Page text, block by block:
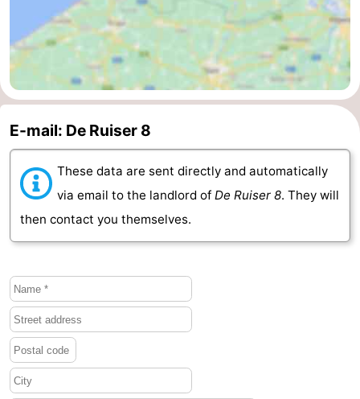
Mantelingen
Westkapelle
Nature
Walcherse
bos
-
Dishoek
-
Vlissingen
-
Middelburg
Zeeuws-
Nieuwvliet
-
Sluis
-
Cadzand
-
Nature
Het
Weather
Contact
E-mail: De Ruiser 8
These data are sent directly and automatically
via email to the landlord of De Ruiser 8. They will
then contact you themselves.